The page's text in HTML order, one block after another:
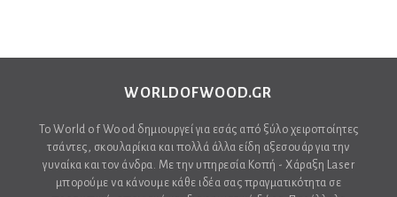
WORLDOFWOOD.GR
Το World of Wood δημιουργεί για εσάς από ξύλο χειροποίητες
τσάντες, σκουλαρίκια και πολλά άλλα είδη αξεσουάρ για την
γυναίκα και τον άνδρα. Με την υπηρεσία Κοπή - Χάραξη Laser
μπορούμε να κάνουμε κάθε ιδέα σας πραγματικότητα σε